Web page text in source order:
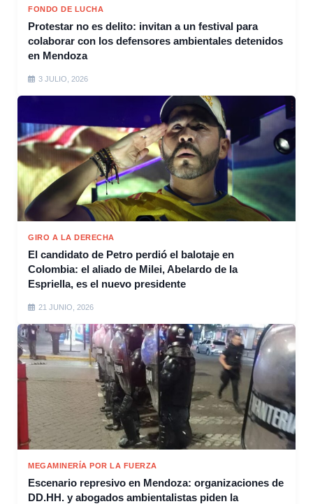
FONDO DE LUCHA
Protestar no es delito: invitan a un festival para
colaborar con los defensores ambientales detenidos
en Mendoza
3 JULIO, 2026
GIRO A LA DERECHA
El candidato de Petro perdió el balotaje en
Colombia: el aliado de Milei, Abelardo de la
Espriella, es el nuevo presidente
21 JUNIO, 2026
MEGAMINERÍA POR LA FUERZA
Escenario represivo en Mendoza: organizaciones de
DD.HH. y abogados ambientalistas piden la